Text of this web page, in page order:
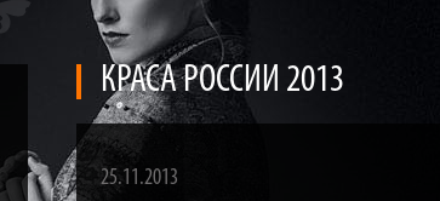
КРАСА РОССИИ 2013
25.11.2013